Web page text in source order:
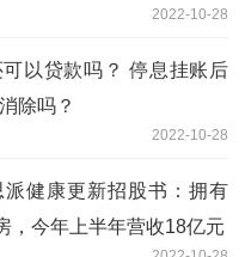
2022-10-28
以贷款吗？ 停息挂账后
除吗？
2022-10-28
健康更新招股书：拥有
，今年上半年营收18亿元